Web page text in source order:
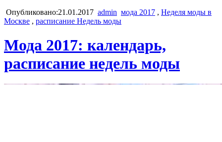
Опубликовано:21.01.2017 admin мода 2017 , Неделя моды в
Москве , расписание Недель моды
Мода 2017: календарь,
расписание недель моды